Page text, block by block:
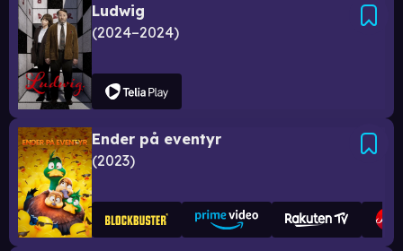
Ludwig
2024–2024
Ender på eventyr
2023